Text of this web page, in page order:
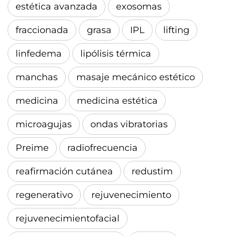
estética avanzada exosomas
fraccionada grasa IPL lifting
linfedema lipólisis térmica
manchas masaje mecánico estético
medicina medicina estética
microagujas ondas vibratorias
Preime radiofrecuencia
reafirmación cutánea redustim
regenerativo rejuvenecimiento
rejuvenecimientofacial